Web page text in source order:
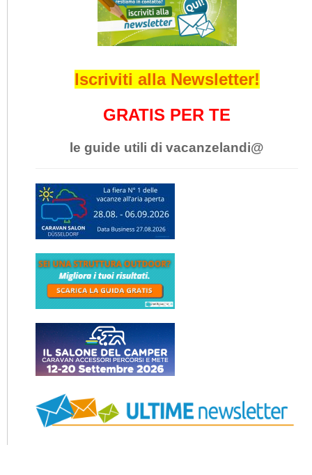
Iscriviti alla Newsletter!
GRATIS PER TE
le guide utili di vacanzelandi@